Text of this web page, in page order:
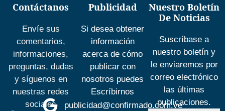
Contáctanos
Envíe sus
comentarios,
informaciones,
preguntas, dudas
y síguenos en
nuestras redes
sociales
Publicidad
Si desea obtener
información
acerca de cómo
publicar con
nosotros puedes
Escríbirnos
publicidad@confirmado.com.ve
Nuestro Boletín
De Noticias
Suscríbase a
nuestro boletín y
le enviaremos por
correo electrónico
las últimas
publicaciones.